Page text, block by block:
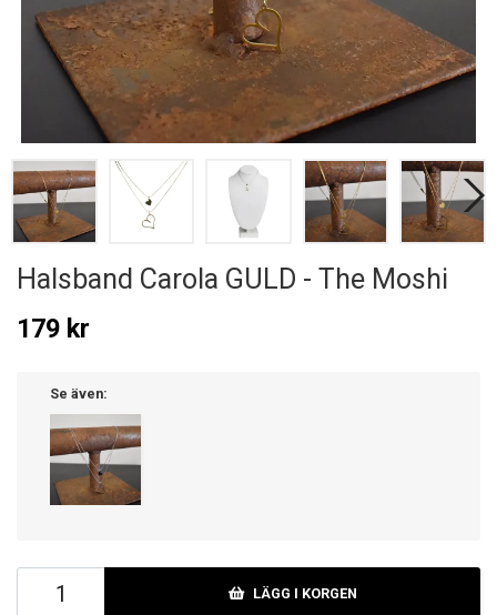
Halsband Carola GULD - The Moshi
179 kr
Se även:
LÄGG I KORGEN